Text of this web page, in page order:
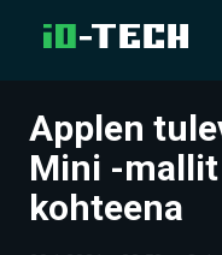
UUTISET
ARTIKKELIT
Applen
Mini -
kohteena